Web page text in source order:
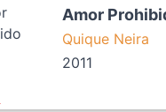
Amor
Quique Neira
2011